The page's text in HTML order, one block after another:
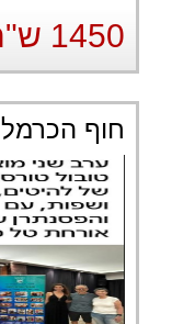
1450 ש"ח
חוף הכרמל